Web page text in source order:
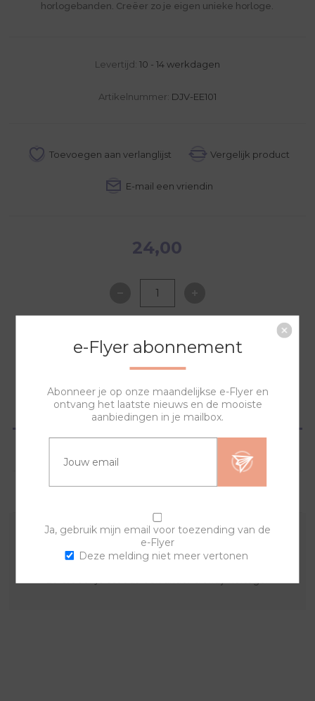
horlogebanden. Creëer zo je eigen unieke horloge.
Levertijd: 10 - 14 werkdagen
Artikelnummer: DJV-EE101
24,00
NAAR WINKELWAGEN
OVERZICHT
De sierring is gemaakt van edelstaal. Deze edelstalen
sierring combineer je met een horlogeband en uurwerk,
e-Flyer abonnement
Abonneer je op onze maandelijkse e-Flyer en
ontvang het laatste nieuws en de mooiste
aanbiedingen in je mailbox.
Ja, gebruik mijn email voor toezending van de
e-Flyer
Deze melding niet meer vertonen